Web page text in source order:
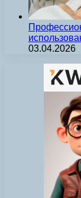
03.04.2026